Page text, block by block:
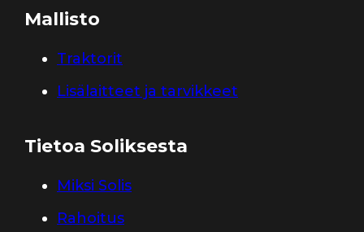
Mallisto
Traktorit
Lisälaitteet ja tarvikkeet
Tietoa Soliksesta
Miksi Solis
Rahoitus